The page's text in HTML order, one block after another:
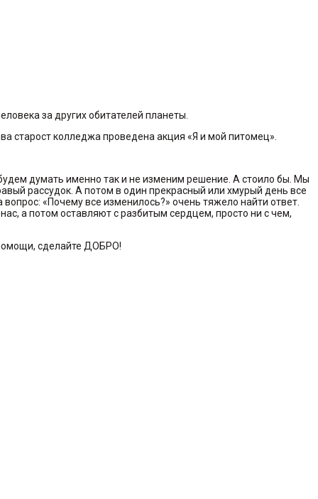
за других обитателей планеты.
старост колледжа проведена акция «Я и мой питомец».
думать именно так и не изменим решение. А стоило бы. Мы
рассудок. А потом в один прекрасный или хмурый день все
«Почему все изменилось?» очень тяжело найти ответ.
а потом оставляют с разбитым сердцем, просто ни с чем,
сделайте ДОБРО!